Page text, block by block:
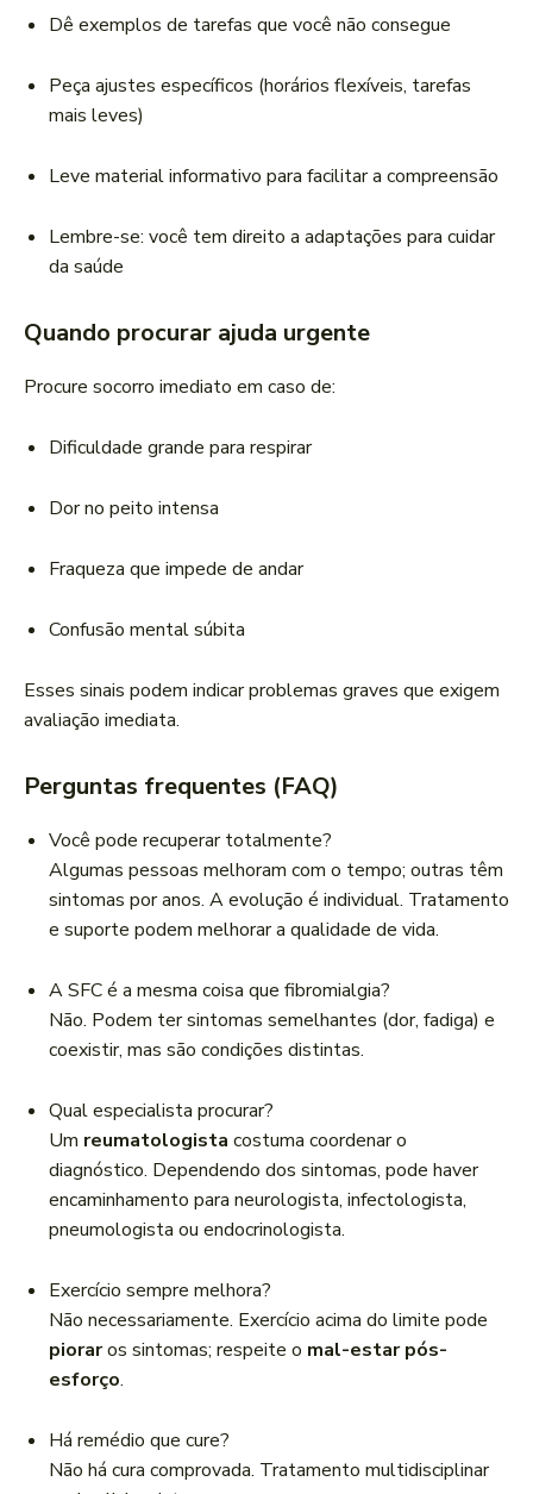
Dê exemplos de tarefas que você não consegue
Peça ajustes específicos (horários flexíveis, tarefas
mais leves)
Leve material informativo para facilitar a compreensão
Lembre-se: você tem direito a adaptações para cuidar
da saúde
Quando procurar ajuda urgente
Procure socorro imediato em caso de:
Dificuldade grande para respirar
Dor no peito intensa
Fraqueza que impede de andar
Confusão mental súbita
Esses sinais podem indicar problemas graves que exigem
avaliação imediata.
Perguntas frequentes (FAQ)
Você pode recuperar totalmente?
Algumas pessoas melhoram com o tempo; outras têm
sintomas por anos. A evolução é individual. Tratamento
e suporte podem melhorar a qualidade de vida.
A SFC é a mesma coisa que fibromialgia?
Não. Podem ter sintomas semelhantes (dor, fadiga) e
coexistir, mas são condições distintas.
Qual especialista procurar?
Um reumatologista costuma coordenar o
diagnóstico. Dependendo dos sintomas, pode haver
encaminhamento para neurologista, infectologista,
pneumologista ou endocrinologista.
Exercício sempre melhora?
Não necessariamente. Exercício acima do limite pode
pioraros sintomas; respeite o mal-estar pós-
esforço.
Há remédio que cure?
Não há cura comprovada. Tratamento multidisciplinar